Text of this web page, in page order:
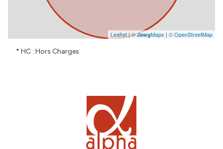
Leaflet|©JawgMaps | © OpenStreetMap
* HC : Hors Charges